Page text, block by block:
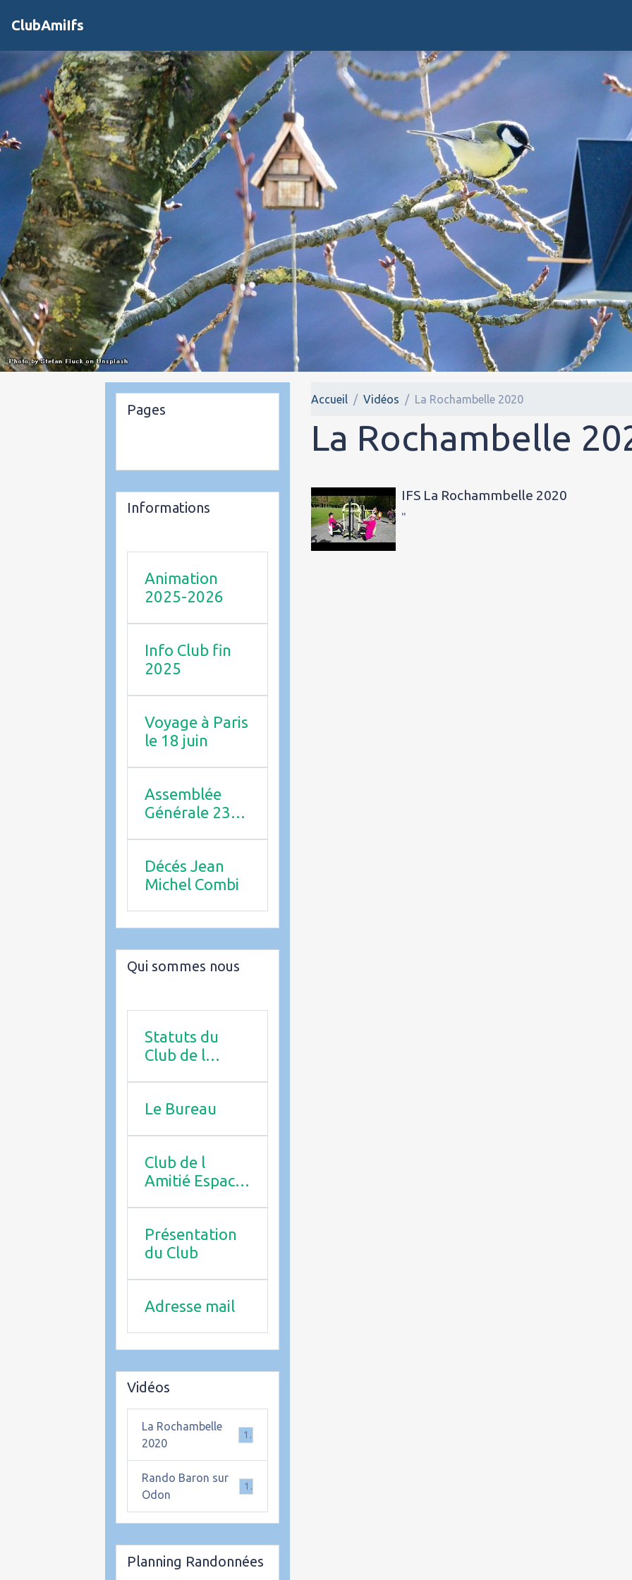
ClubAmiIfs
Accueil Vidéos La Rochambelle 2020
La Rochambelle
IFS La Rochammbelle 2020
"
Pages
Informations
Animation
2025-2026
Info Club fin
2025
Voyage à Paris
le 18 juin
Assemblée
Générale 23
Décés Jean
Michel Combi
Qui sommes nous
Statuts du
Club de l
Le Bureau
Club de l
Amitié Espace
Provence,
14123 Ifs
Présentation
du Club
Adresse mail
Vidéos
La Rochambelle
2020
1
Rando Baron sur
Odon
1
Planning Randonnées